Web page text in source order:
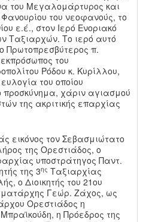
του Μεγαλομάρτυρος και
του νεοφανούς, το
ε.έ., στον Ιερό Ενοριακό
Ταξιαρχών. Το ιερό αυτό
Πρωτοπρεσβύτερος π.
του
Ρόδου κ. Κυρίλλου,
του οποίου
προσκύνημα, χάριν αγιασμού
της ακριτικής επαρχίας
εικόνος τον Σεβασμιώτατο
της Ορεστιάδος, ο
υποστράτηγος Παντ.
της 3ης Ταξιαρχίας
ο Διοικητής του 21ου
Γεώρ. Ζάχος, ως
Ορεστιάδος η
η Πρόεδρος της